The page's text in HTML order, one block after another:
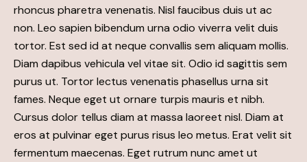
rhoncus pharetra venenatis. Nisl faucibus duis ut ac
non. Leo sapien bibendum urna odio viverra velit duis
tortor. Est sed id at neque convallis sem aliquam mollis.
Diam dapibus vehicula vel vitae sit. Odio id sagittis sem
purus ut. Tortor lectus venenatis phasellus urna sit
fames. Neque eget ut ornare turpis mauris et nibh.
Cursus dolor tellus diam at massa laoreet nisl. Diam at
eros at pulvinar eget purus risus leo metus. Erat velit sit
fermentum maecenas. Eget rutrum nunc amet ut